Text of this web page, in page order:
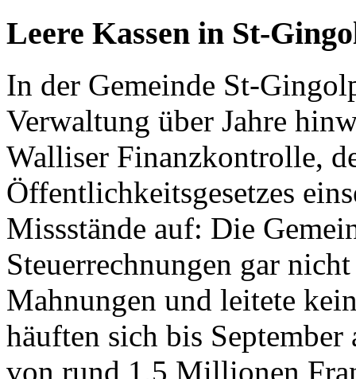
Leere Kassen in St-
In der Gemeinde St-
Verwaltung über Jahre
Walliser Finanzkontrolle,
Öffentlichkeitsgesetzes
Missstände auf: Die
Steuerrechnungen gar
Mahnungen und leitete
häuften sich bis September
von rund 1,5 Millionen